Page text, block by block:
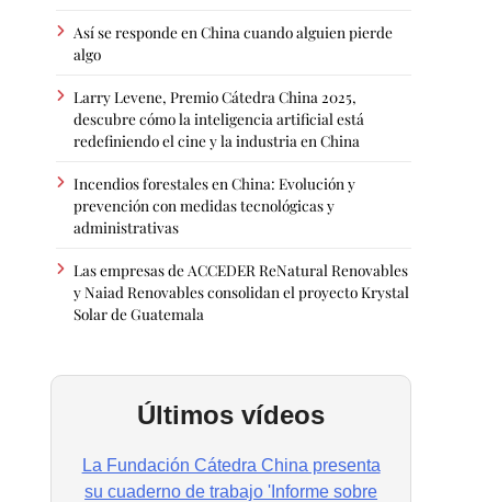
Así se responde en China cuando alguien pierde
algo
Larry Levene, Premio Cátedra China 2025,
descubre cómo la inteligencia artificial está
redefiniendo el cine y la industria en China
Incendios forestales en China: Evolución y
prevención con medidas tecnológicas y
administrativas
Las empresas de ACCEDER ReNatural Renovables
y Naiad Renovables consolidan el proyecto Krystal
Solar de Guatemala
Últimos vídeos
La Fundación Cátedra China presenta
su cuaderno de trabajo 'Informe sobre